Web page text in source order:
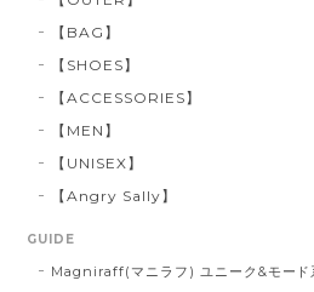
【BAG】
【SHOES】
【ACCESSORIES】
【MEN】
【UNISEX】
【Angry Sally】
GUIDE
Magniraff(マニラフ) ユニーク&モード